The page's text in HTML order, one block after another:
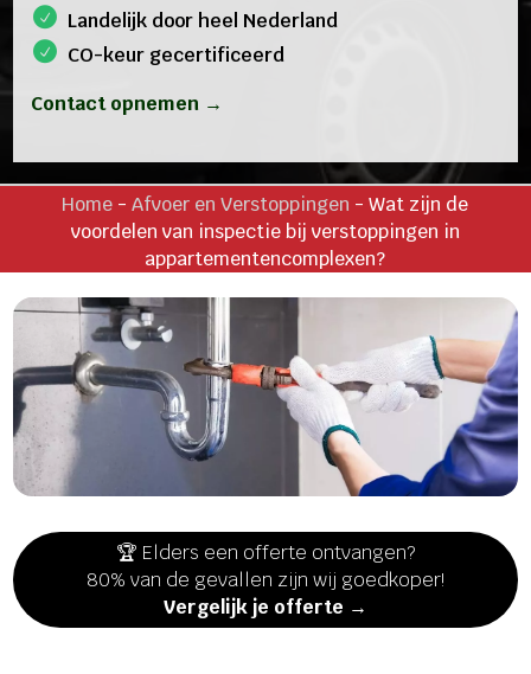
Landelijk door heel Nederland
CO-keur gecertificeerd
Contact opnemen →
Home -Afvoer en Verstoppingen -Wat zijn de
voordelen van inspectie bij verstoppingen in
appartementencomplexen?
🏆 Elders een offerte ontvangen?
80% van de gevallen zijn wij goedkoper!
Vergelijk je offerte →